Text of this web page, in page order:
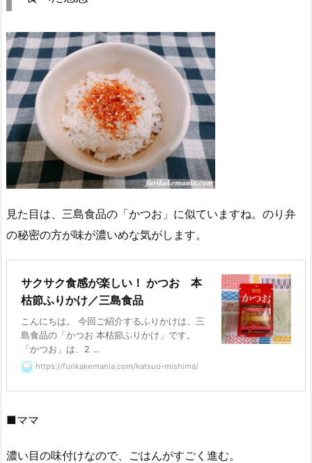
見た目は、三島食品の「かつお」に似ていますね。のり弁
の秘密の方が味が濃いめな気がします。
サクサク食感が楽しい！ かつお 本
枯節ふりかけ／三島食品
こんにちは。 今回ご紹介するふりかけは、三
島食品の「かつお 本枯節ふりかけ」です。
「かつお」は、2 ...
https://furikakemania.com/katsuo-mishima/
■ママ
濃い目の味付けなので、ごはんがすごく進む。